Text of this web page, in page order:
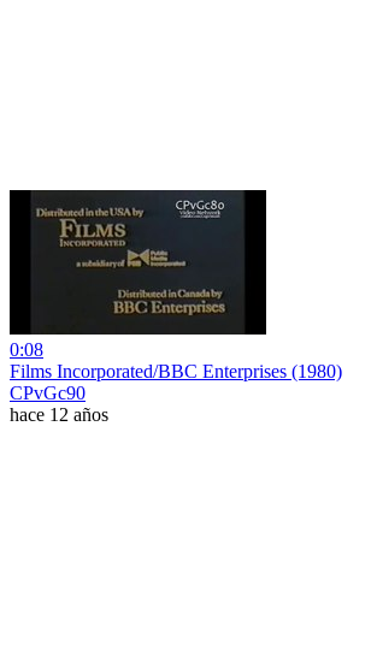
0:08
Films Incorporated/BBC Enterprises (1980)
CPvGc90
hace 12 años